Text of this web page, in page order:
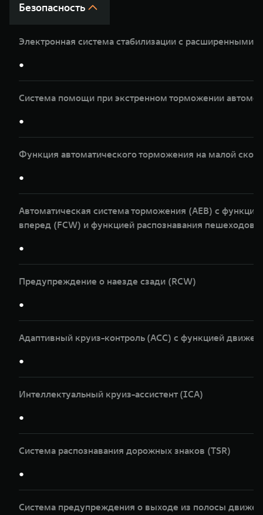
Безопасность
Электронная система стабилизации с расширенными
●
Система помощи при экстренном торможении
●
Функция автоматического торможения на малой
●
Автоматическая система торможения (AEB) с
вперед (FCW) и функцией распознавания пешеходов
●
Предупреждение о наезде сзади (RCW)
●
Адаптивный круиз-контроль (ACC) с функцией
●
Интеллектуальный круиз-ассистент (ICA)
●
Система распознавания дорожных знаков (TSR)
●
Система предупреждения о выходе из полосы